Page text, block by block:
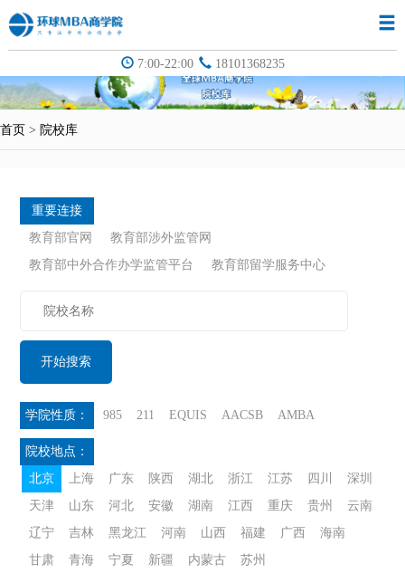
7:00-22:00 18101368235
首页 > 院校库
重要连接
教育部官网
教育部涉外监管网
教育部中外合作办学监管平台
教育部留学服务中心
开始搜索
学院性质： 985 211 EQUIS AACSB AMBA
院校地点：
北京
上海 广东 陕西 湖北 浙江 江苏 四川
深圳
天津
山东 河北 安徽 湖南 江西 重庆 贵州
云南
辽宁
吉林 黑龙江 河南 山西 福建 广西
海南
甘肃
青海 宁夏 新疆 内蒙古 苏州